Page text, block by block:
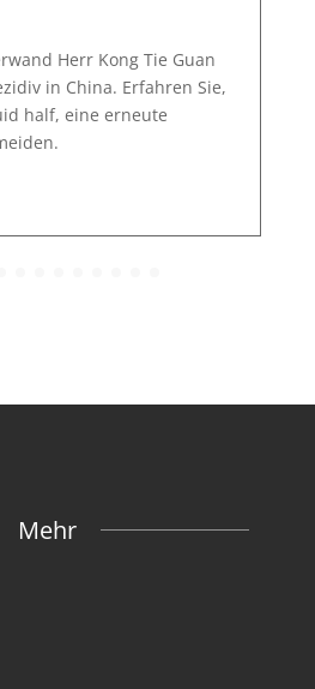
Herr Kong Tie Guan
in China. Erfahren Sie,
half, eine erneute
Mehr